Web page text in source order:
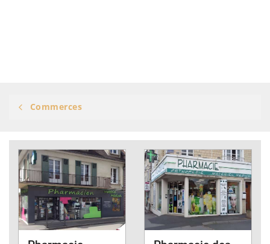
Commerces